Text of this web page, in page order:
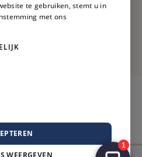
te gebruiken, stemt u in
met ons
WEERGEVEN